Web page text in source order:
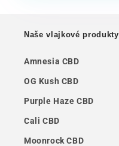
Naše vlajkové produkty
Amnesia CBD
OG Kush CBD
Purple Haze CBD
Cali CBD
Moonrock CBD